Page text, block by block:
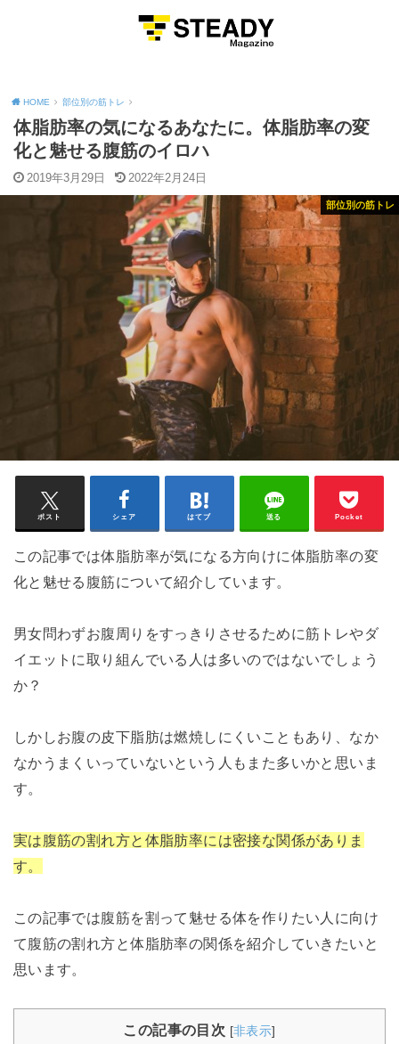
HOME 部位別の筋トレ
体脂肪率の気になるあなたに。体脂肪率の変
化と魅せる腹筋のイロハ
2019年3月29日 2022年2月24日
部位別の筋トレ
ポスト シェア はてブ 送る Pocket
この記事では体脂肪率が気になる方向けに体脂肪率の変
化と魅せる腹筋について紹介しています。
男女問わずお腹周りをすっきりさせるために筋トレやダ
イエットに取り組んでいる人は多いのではないでしょう
か？
しかしお腹の皮下脂肪は燃焼しにくいこともあり、なか
なかうまくいっていないという人もまた多いかと思いま
す。
実は腹筋の割れ方と体脂肪率には密接な関係がありま
す。
この記事では腹筋を割って魅せる体を作りたい人に向け
て腹筋の割れ方と体脂肪率の関係を紹介していきたいと
思います。
この記事の目次 [非表示]